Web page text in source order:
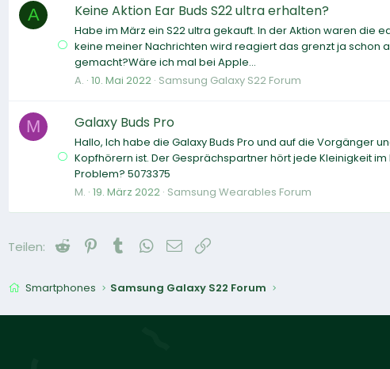
A Keine Aktion Ear Buds S22 ultra erhalten?
Habe im März ein S22 ultra gekauft. In der Aktion waren die
keine meiner Nachrichten wird reagiert das grenzt ja schon
gemacht?Wäre ich mal bei Apple...
A. 10. Mai 2022 Samsung Galaxy S22 Forum
M Galaxy Buds Pro
Hallo, Ich habe die Galaxy Buds Pro und auf die Vorgänger
Kopfhörern ist. Der Gesprächspartner hört jede Kleinigkeit
Problem? 5073375
M. 19. März 2022 Samsung Wearables Forum
Teilen: Reddit PinterestTumblrWhatsApp
E-Mail
Smartphones Samsung Galaxy S22 Forum